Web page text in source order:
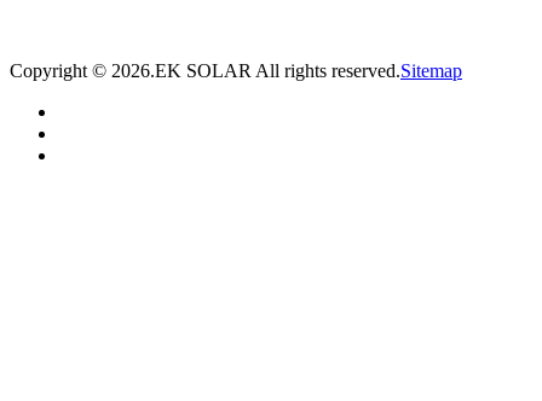
Copyright © 2026.EK SOLAR All rights reserved.Sitemap